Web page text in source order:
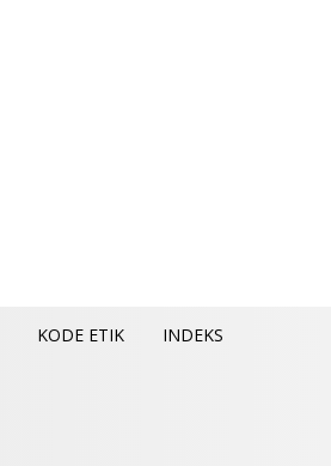
KODE ETIK INDEKS